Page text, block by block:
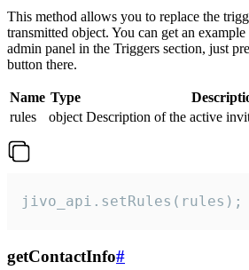
This method allows you to replace the
transmitted object. You can get an
admin panel in the Triggers section, just
button there.
Name Type
rules
object Description of the active
jivo_api.setRules(rules);
getContactInfo#